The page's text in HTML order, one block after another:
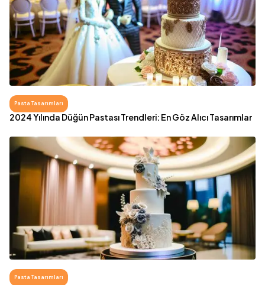
Pasta Tasarımları
2024 Yılında Düğün Pastası Trendleri: En Göz Alıcı Tasarımlar
Pasta Tasarımları